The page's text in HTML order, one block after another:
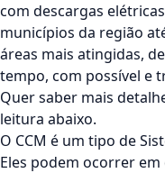
com descargas
municípios da região
áreas mais atingidas,
tempo, com possível e
Quer saber mais
leitura abaixo.
O CCM é um tipo de
Eles podem ocorrer